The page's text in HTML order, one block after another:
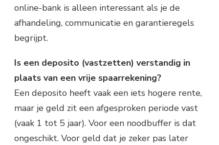
online-bank is alleen interessant als je de
afhandeling, communicatie en garantieregels
begrijpt.
Is een deposito (vastzetten) verstandig in
plaats van een vrije spaarrekening?
Een deposito heeft vaak een iets hogere rente,
maar je geld zit een afgesproken periode vast
(vaak 1 tot 5 jaar). Voor een noodbuffer is dat
ongeschikt. Voor geld dat je zeker pas later